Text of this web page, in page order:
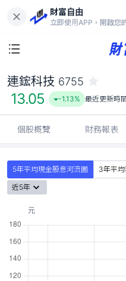
財富自由
立即使用APP，開啟您
13.05
連鋐科技 6755
13.05 -1.13% 最近更新時
個股概覽 財務報表
5年平均現金股息河流圖
3年平
近5年